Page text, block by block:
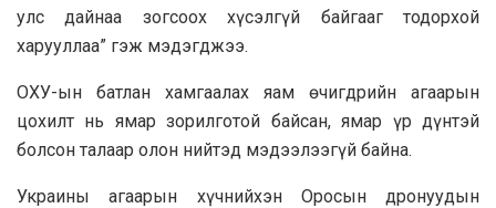
улс дайнаа зогсоох хүсэлгүй байгааг тодорхой
харууллаа” гэж мэдэгджээ.
ОХУ-ын батлан хамгаалах яам өчигдрийн агаарын
цохилт нь ямар зорилготой байсан, ямар үр дүнтэй
болсон талаар олон нийтэд мэдээлээгүй байна.
Украины агаарын хүчнийхэн Оросын дронуудын